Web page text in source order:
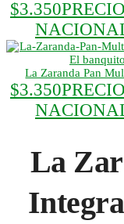
$3.350
La Zaranda Pan
$3.350
La